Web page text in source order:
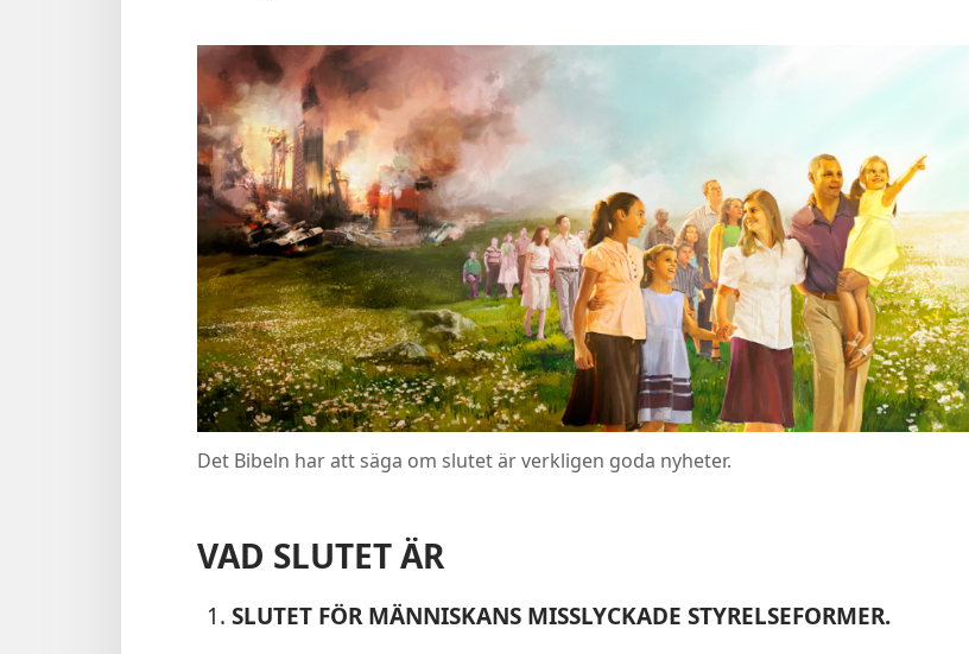
Det Bibeln har att säga om slutet är verkligen goda nyheter.
VAD SLUTET ÄR
SLUTET FÖR MÄNNISKANS MISSLYCKADE STYRELSEFORMER.